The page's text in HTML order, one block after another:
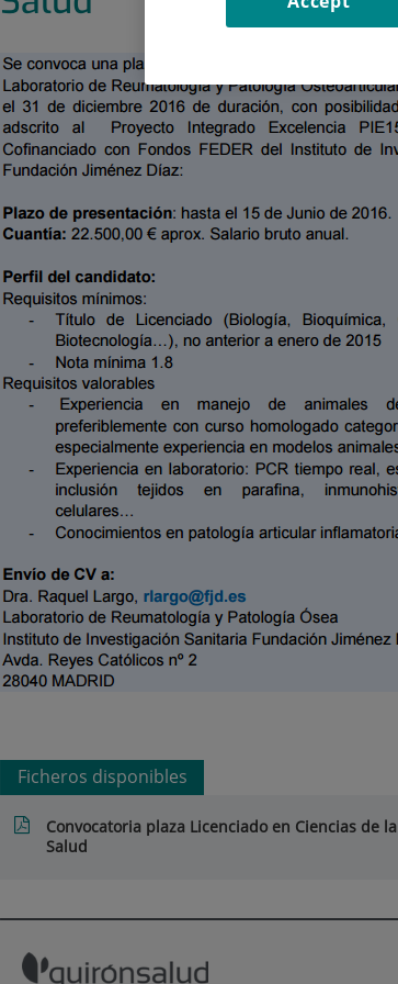
Ficheros disponibles
Convocatoria plaza Licenciado en Ciencias de la
Salud